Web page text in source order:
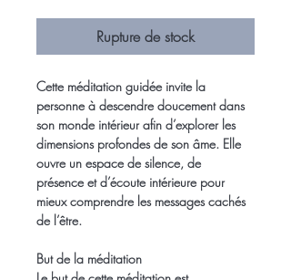
Rupture de stock
Cette méditation guidée invite la
personne à descendre doucement dans
son monde intérieur afin d’explorer les
dimensions profondes de son âme. Elle
ouvre un espace de silence, de
présence et d’écoute intérieure pour
mieux comprendre les messages cachés
de l’être.
But de la méditation